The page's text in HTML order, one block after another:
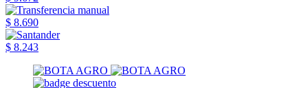
$ 8.690
$ 8.243